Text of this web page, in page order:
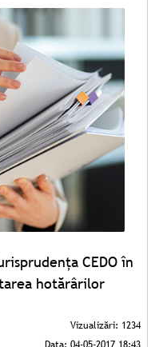
CEDO în
hotărârilor